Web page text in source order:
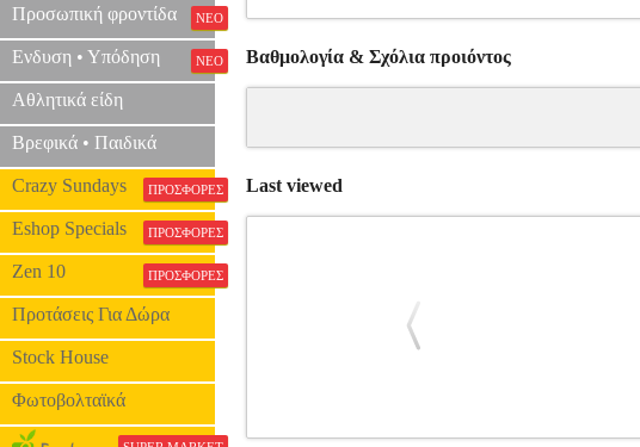
Προσωπική φροντίδα ΝΕΟ
Ενδυση • Υπόδηση ΝΕΟ
Αθλητικά είδη
Βρεφικά • Παιδικά
Crazy Sundays ΠΡΟΣΦΟΡΕΣ
Eshop Specials ΠΡΟΣΦΟΡΕΣ
Zen 10 ΠΡΟΣΦΟΡΕΣ
Προτάσεις Για Δώρα
Stock House
Φωτοβολταϊκά
Βαθμολογία & Σχόλια προιόντος
Last viewed